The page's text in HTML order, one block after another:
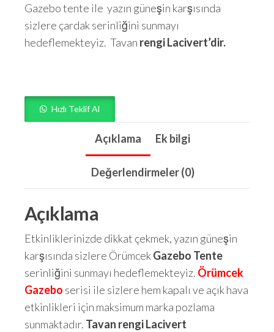
Gazebo tente ile yazın güneşin karşısında
sizlere çardak serinliğini sunmayı
hedeflemekteyiz. Tavan rengi Lacivert’dir.
Hızlı Teklif Al
Açıklama Ek bilgi
Değerlendirmeler (0)
Açıklama
Etkinliklerinizde dikkat çekmek, yazın güneşin
karşısında sizlere ÖrümcekGazebo Tente
serinliğini sunmayı hedeflemekteyiz. Örümcek
Gazebo serisi ile sizlere hem kapalı ve açık hava
etkinlikleri için maksimum marka pozlama
sunmaktadır. Tavan rengi Lacivert